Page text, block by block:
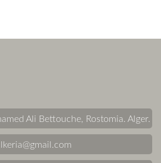
Ali Bettouche, Rostomia. Alger.